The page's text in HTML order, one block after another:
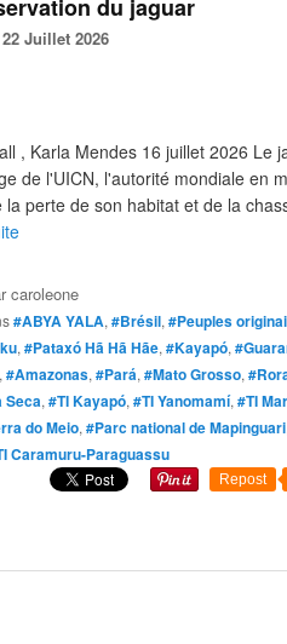
du jaguar
22 Juillet 2026
, Karla Mendes 16 juillet 2026 Le
de l'UICN, l'autorité mondiale en
la perte de son habitat et de la
caroleone
#ABYA YALA, #Brésil, #Peuples
, #Pataxó Hã Hã Hãe, #Kayapó,
, #Amazonas, #Pará, #Mato Grosso,
Seca, #TI Kayapó, #TI Yanomamí, #TI
do Meio, #Parc national de Mapinguari
Caramuru-Paraguassu
Repost